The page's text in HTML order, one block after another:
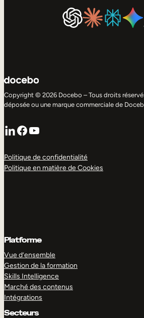
Copyright © 2026 Docebo – Tous droits
déposée ou une marque commerciale de
LinkedIn
Facebook
YouTube
Politique de confidentialité
Politique en matière de Cookies
Platforme
Vue d’ensemble
Gestion de la formation
Skills Intelligence
Marché des contenus
Intégrations
Secteurs